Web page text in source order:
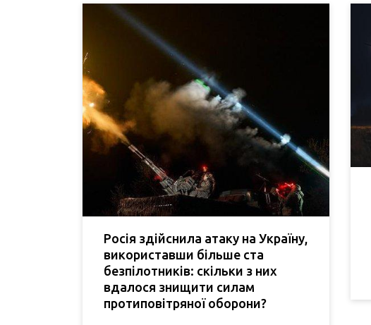
Росія здійснила атаку на Україну,
використавши більше ста
безпілотників: скільки з них
вдалося знищити силам
протиповітряної оборони?